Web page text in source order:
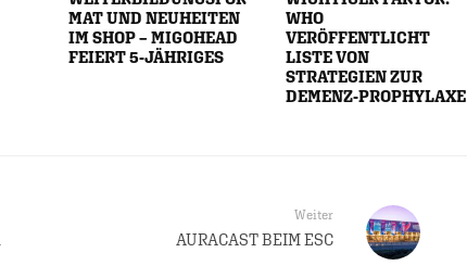
MAT UND NEUHEITEN
IM SHOP – MIGOHEAD
FEIERT 5-JÄHRIGES
WHO
VERÖFFENTLICHT
LISTE VON
STRATEGIEN ZUR
DEMENZ-PROPHYLAXE
Weiter
AURACAST BEIM ESC